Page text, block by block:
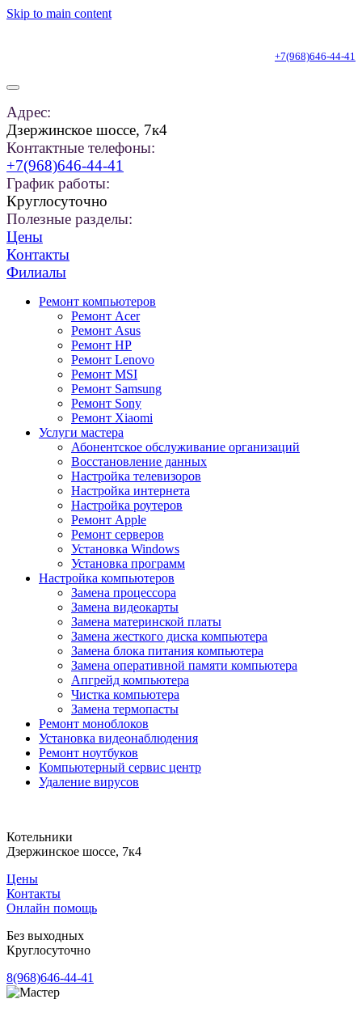
Skip to main content
+7(968)646-44-41
Адрес:
Дзержинское шоссе, 7к4
Контактные телефоны:
+7(968)646-44-41
График работы:
Круглосуточно
Полезные разделы:
Цены
Контакты
Филиалы
Ремонт компьютеров
Ремонт Acer
Ремонт Asus
Ремонт HP
Ремонт Lenovo
Ремонт MSI
Ремонт Samsung
Ремонт Sony
Ремонт Xiaomi
Услуги мастера
Абонентское обслуживание организаций
Восстановление данных
Настройка телевизоров
Настройка интернета
Настройка роутеров
Ремонт Apple
Ремонт серверов
Установка Windows
Установка программ
Настройка компьютеров
Замена процессора
Замена видеокарты
Замена материнской платы
Замена жесткого диска компьютера
Замена блока питания компьютера
Замена оперативной памяти компьютера
Апгрейд компьютера
Чистка компьютера
Замена термопасты
Ремонт моноблоков
Установка видеонаблюдения
Ремонт ноутбуков
Компьютерный сервис центр
Удаление вирусов
Котельники
Дзержинское шоссе, 7к4
Цены
Контакты
Онлайн помощь
Без выходных
Круглосуточно
8(968)646-44-41